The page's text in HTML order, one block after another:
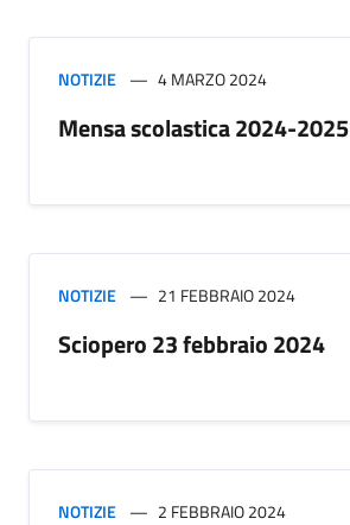
NOTIZIE 4 MARZO 2024
Mensa scolastica 2024-2025
NOTIZIE 21 FEBBRAIO 2024
Sciopero 23 febbraio 2024
NOTIZIE 2 FEBBRAIO 2024